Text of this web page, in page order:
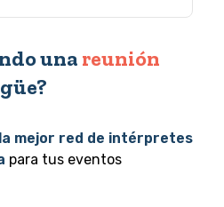
una reunión
mejor red de intérpretes
para tus eventos